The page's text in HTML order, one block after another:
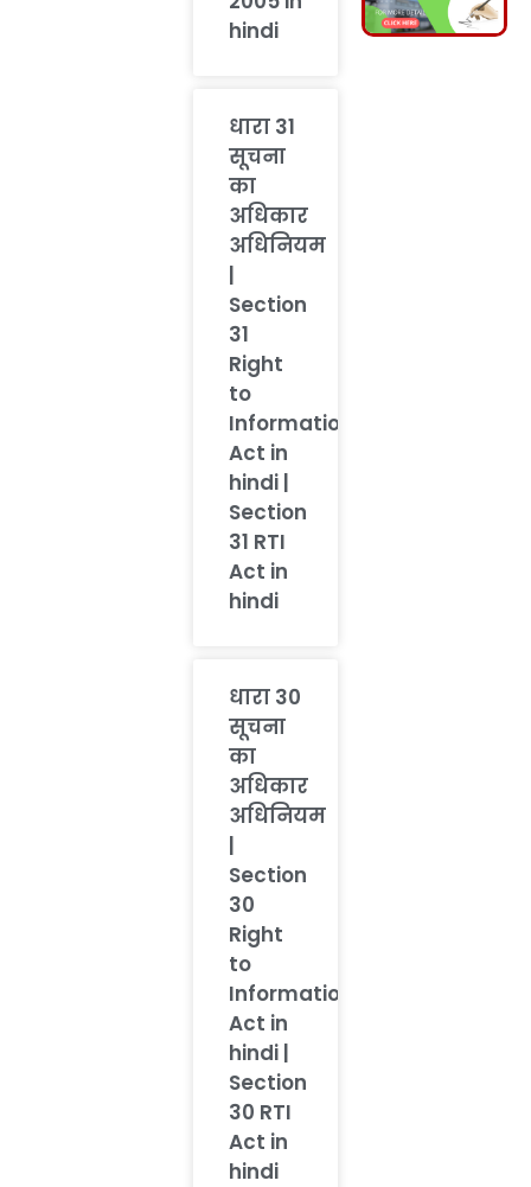
hindi
धारा 31
सूचना
का
अधिकार
अधिनियम
|
Section
31
Right
to
Information
Act in
hindi |
Section
31 RTI
Act in
hindi
धारा 30
सूचना
का
अधिकार
अधिनियम
|
Section
30
Right
to
Information
Act in
hindi |
Section
30 RTI
Act in
hindi